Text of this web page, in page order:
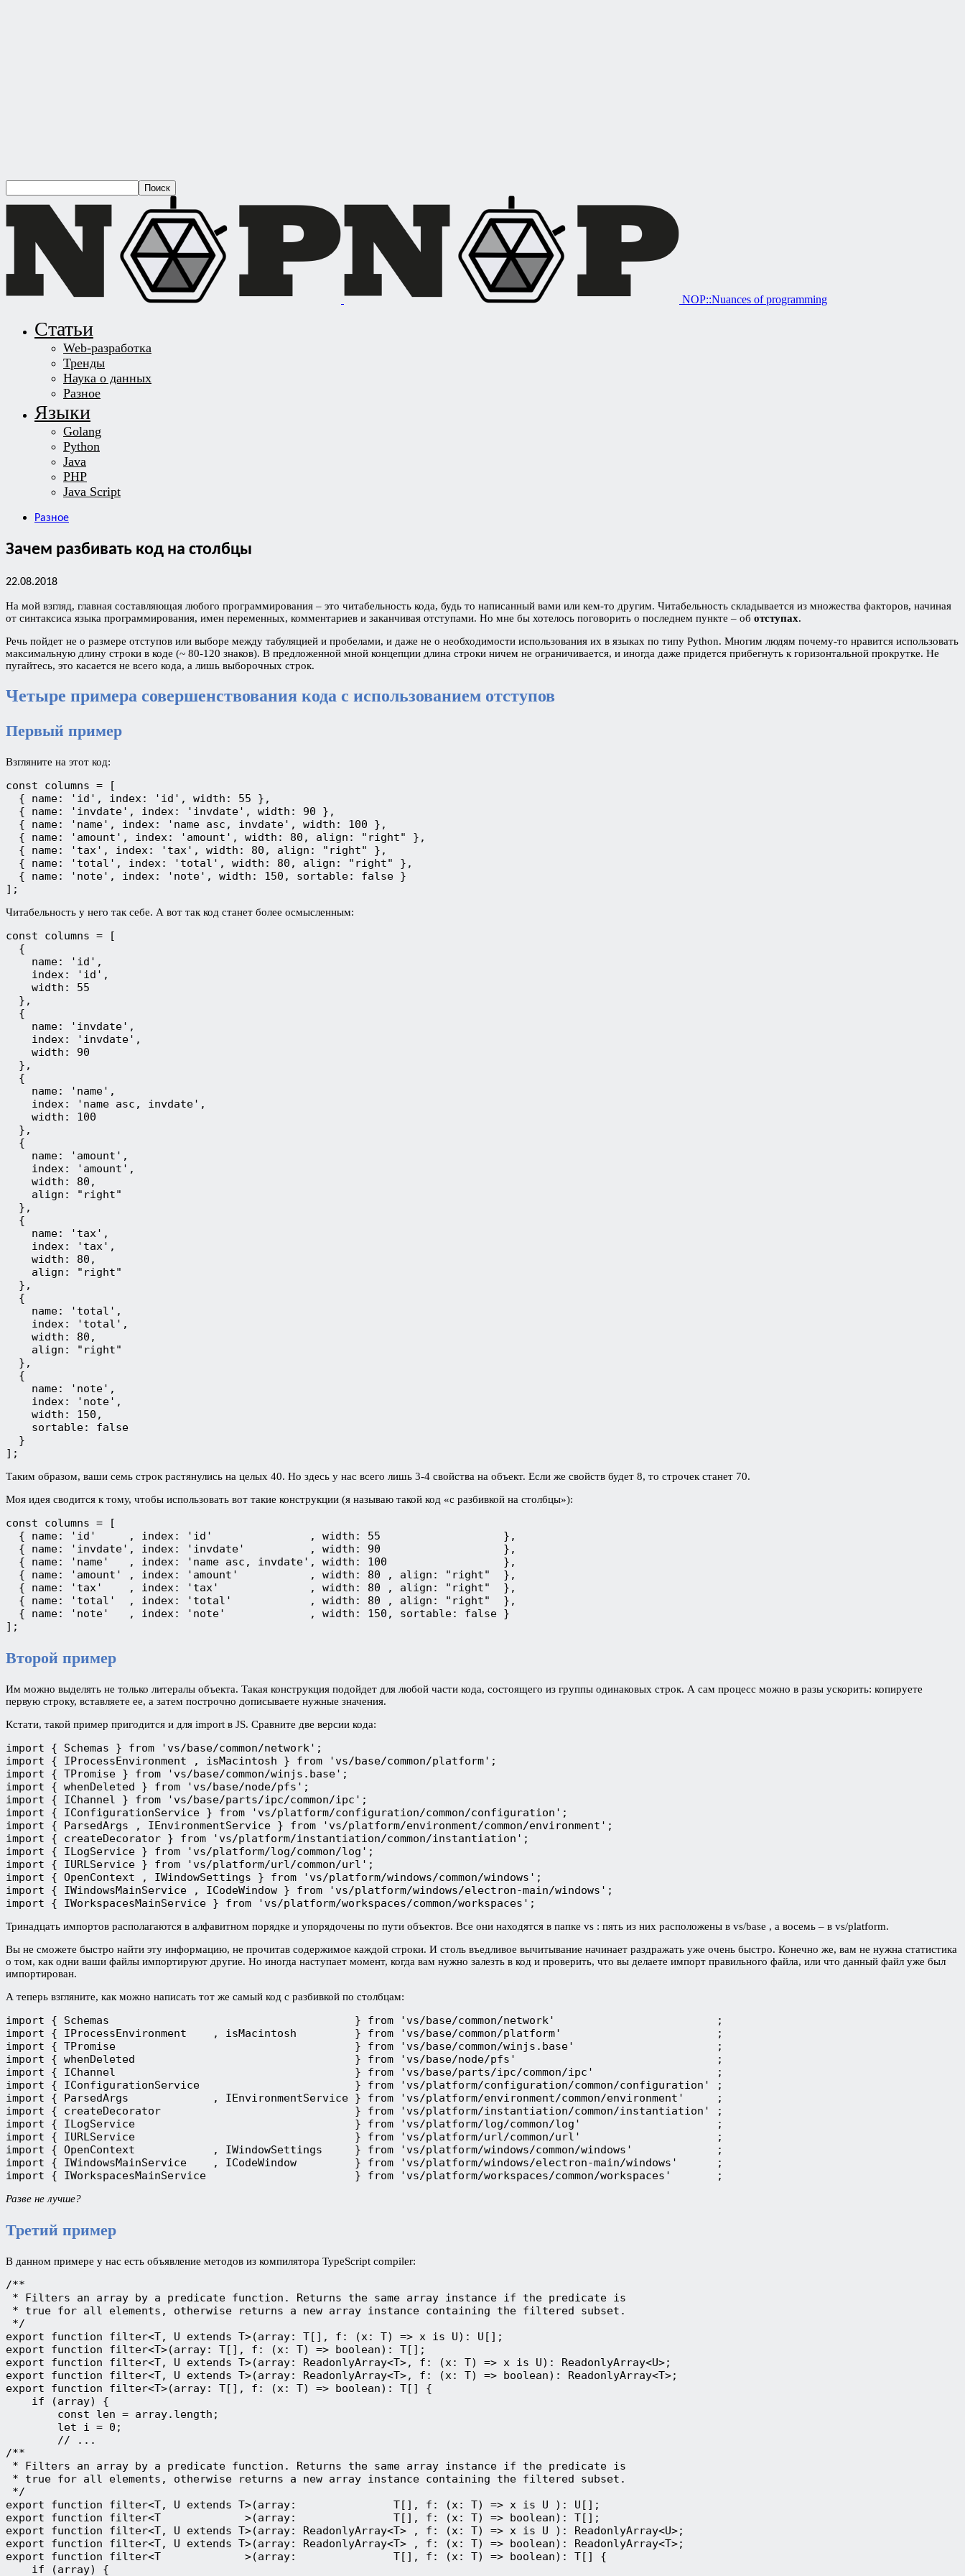
NOP::Nuances of programming
Статьи
Web-разработка
Тренды
Наука о данных
Разное
Языки
Golang
Python
Java
PHP
Java Script
Разное
Зачем разбивать код на столбцы
22.08.2018
На мой взгляд, главная составляющая любого программирования – это читабельность кода, будь то написанный вами или кем-то другим. Читабельность складывается из множества факторов, начиная
от синтаксиса языка программирования, имен переменных, комментариев и заканчивая отступами. Но мне бы хотелось поговорить о последнем пункте – об отступах.
Речь пойдет не о размере отступов или выборе между табуляцией и пробелами, и даже не о необходимости использования их в языках по типу Python. Многим людям почему-то нравится использовать
максимальную длину строки в коде (~ 80-120 знаков). В предложенной мной концепции длина строки ничем не ограничивается, и иногда даже придется прибегнуть к горизонтальной прокрутке. Не
пугайтесь, это касается не всего кода, а лишь выборочных строк.
Четыре примера совершенствования кода с использованием отступов
Первый пример
Взгляните на этот код:
const columns = [
  { name: 'id', index: 'id', width: 55 },
  { name: 'invdate', index: 'invdate', width: 90 },
  { name: 'name', index: 'name asc, invdate', width: 100 },
  { name: 'amount', index: 'amount', width: 80, align: "right" },
  { name: 'tax', index: 'tax', width: 80, align: "right" },
  { name: 'total', index: 'total', width: 80, align: "right" },
  { name: 'note', index: 'note', width: 150, sortable: false }
Читабельность у него так себе. А вот так код станет более осмысленным:
const columns = [
  {
    name: 'id',
    index: 'id',
    width: 55
  },
  {
    name: 'invdate',
    index: 'invdate',
    width: 90
  },
  {
    name: 'name',
    index: 'name asc, invdate',
    width: 100
  },
  {
    name: 'amount',
    index: 'amount',
    width: 80,
    align: "right"
  },
  {
    name: 'tax',
    index: 'tax',
    width: 80,
    align: "right"
  },
  {
    name: 'total',
    index: 'total',
    width: 80,
    align: "right"
  },
  {
    name: 'note',
    index: 'note',
    width: 150,
    sortable: false
  }
Таким образом, ваши семь строк растянулись на целых 40. Но здесь у нас всего лишь 3-4 свойства на объект. Если же свойств будет 8, то строчек станет 70.
Моя идея сводится к тому, чтобы использовать вот такие конструкции (я называю такой код «с разбивкой на столбцы»):
const columns = [
  { name: 'id'     , index: 'id'               , width: 55                   },
  { name: 'invdate', index: 'invdate'          , width: 90                   },
  { name: 'name'   , index: 'name asc, invdate', width: 100                  },
  { name: 'amount' , index: 'amount'           , width: 80 , align: "right"  },
  { name: 'tax'    , index: 'tax'              , width: 80 , align: "right"  },
  { name: 'total'  , index: 'total'            , width: 80 , align: "right"  },
  { name: 'note'   , index: 'note'             , width: 150, sortable: false }
Второй пример
Им можно выделять не только литералы объекта. Такая конструкция подойдет для любой части кода, состоящего из группы одинаковых строк. А сам процесс можно в разы ускорить: копируете
первую строку, вставляете ее, а затем построчно дописываете нужные значения.
Кстати, такой пример пригодится и для import в JS. Сравните две версии кода:
import { Schemas } from 'vs/base/common/network';
import { IProcessEnvironment , isMacintosh } from 'vs/base/common/platform';
import { TPromise } from 'vs/base/common/winjs.base';
import { whenDeleted } from 'vs/base/node/pfs';
import { IChannel } from 'vs/base/parts/ipc/common/ipc';
import { IConfigurationService } from 'vs/platform/configuration/common/configuration';
import { ParsedArgs , IEnvironmentService } from 'vs/platform/environment/common/environment';
import { createDecorator } from 'vs/platform/instantiation/common/instantiation';
import { ILogService } from 'vs/platform/log/common/log';
import { IURLService } from 'vs/platform/url/common/url';
import { OpenContext , IWindowSettings } from 'vs/platform/windows/common/windows';
import { IWindowsMainService , ICodeWindow } from 'vs/platform/windows/electron-main/windows';
Тринадцать импортов располагаются в алфавитном порядке и упорядочены по пути объектов. Все они находятся в папке vs : пять из них расположены в vs/base , а восемь – в vs/platform.
Вы не сможете быстро найти эту информацию, не прочитав содержимое каждой строки. И столь въедливое вычитывание начинает раздражать уже очень быстро. Конечно же, вам не нужна статистика
о том, как одни ваши файлы импортируют другие. Но иногда наступает момент, когда вам нужно залезть в код и проверить, что вы делаете импорт правильного файла, или что данный файл уже был
импортирован.
А теперь взгляните, как можно написать тот же самый код с разбивкой по столбцам:
import { Schemas                                      } from 'vs/base/common/network'                         ;
import { IProcessEnvironment    , isMacintosh         } from 'vs/base/common/platform'                        ;
import { TPromise                                     } from 'vs/base/common/winjs.base'                      ;
import { whenDeleted                                  } from 'vs/base/node/pfs'                               ;
import { IChannel                                     } from 'vs/base/parts/ipc/common/ipc'                   ;
import { IConfigurationService                        } from 'vs/platform/configuration/common/configuration' ;
import { ParsedArgs             , IEnvironmentService } from 'vs/platform/environment/common/environment'     ;
import { createDecorator                              } from 'vs/platform/instantiation/common/instantiation' ;
import { ILogService                                  } from 'vs/platform/log/common/log'                     ;
import { IURLService                                  } from 'vs/platform/url/common/url'                     ;
import { OpenContext            , IWindowSettings     } from 'vs/platform/windows/common/windows'             ;
import { IWindowsMainService    , ICodeWindow         } from 'vs/platform/windows/electron-main/windows'      ;
Разве не лучше?
Третий пример
В данном примере у нас есть объявление методов из компилятора TypeScript compiler:
/**
* Filters an array by a predicate function. Returns the same array instance if the predicate is
* true for all elements, otherwise returns a new array instance containing the filtered subset.
*/
export function filter<T, U extends T>(array: T[], f: (x: T) => x is U): U[];
export function filter<T>(array: T[], f: (x: T) => boolean): T[];
export function filter<T, U extends T>(array: ReadonlyArray<T>, f: (x: T) => x is U): ReadonlyArray<U>;
export function filter<T, U extends T>(array: ReadonlyArray<T>, f: (x: T) => boolean): ReadonlyArray<T>;
export function filter<T>(array: T[], f: (x: T) => boolean): T[] {
    if (array) {
        const len = array.length;
        let i = 0;
        // ...
/**
* Filters an array by a predicate function. Returns the same array instance if the predicate is
* true for all elements, otherwise returns a new array instance containing the filtered subset.
*/
export function filter<T, U extends T>(array:               T[], f: (x: T) => x is U ): U[];
export function filter<T             >(array:               T[], f: (x: T) => boolean): T[];
export function filter<T, U extends T>(array: ReadonlyArray<T> , f: (x: T) => x is U ): ReadonlyArray<U>;
export function filter<T, U extends T>(array: ReadonlyArray<T> , f: (x: T) => boolean): ReadonlyArray<T>;
export function filter<T             >(array:               T[], f: (x: T) => boolean): T[] {
    if (array) {